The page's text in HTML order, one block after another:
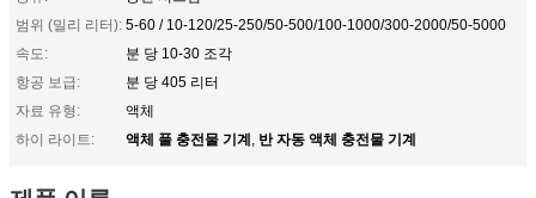
범위 (밀리 리터): 5-60 / 10-120/25-250/50-500/100-1000/300-2000/50-5000
속도:
분 당 10-30 조각
항공 보급:
분 당 405 리터
자료 유형:
액체
하이 라이트:
액체 풀 충전물 기계, 반 자동 액체 충전물 기계